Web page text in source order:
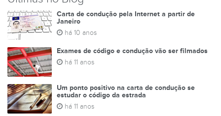
Carta de condução pela Internet a partir de
Janeiro
há 10 anos
Exames de código e condução vão ser filmados
há 11 anos
Um ponto positivo na carta de condução se
estudar o código da estrada
há 11 anos